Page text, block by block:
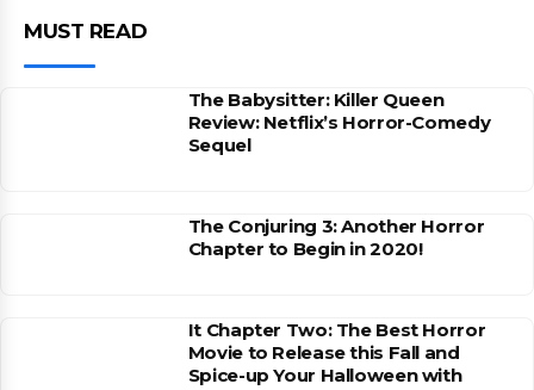
MUST READ
The Babysitter: Killer Queen
Review: Netflix’s Horror-Comedy
Sequel
The Conjuring 3: Another Horror
Chapter to Begin in 2020!
It Chapter Two: The Best Horror
Movie to Release this Fall and
Spice-up Your Halloween with